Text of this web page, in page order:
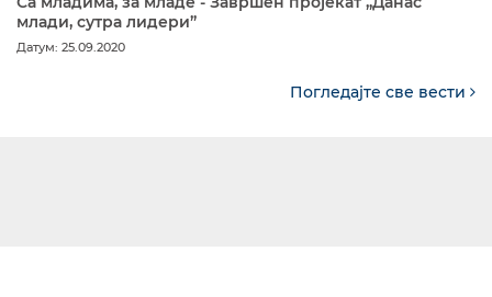
млади, сутра лидери”
Датум: 25.09.2020
Погледајте све вести